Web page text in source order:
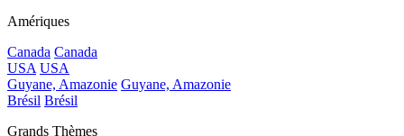
Amériques
Canada Canada
USA USA
Guyane, Amazonie Guyane, Amazonie
Brésil Brésil
Grands Thèmes